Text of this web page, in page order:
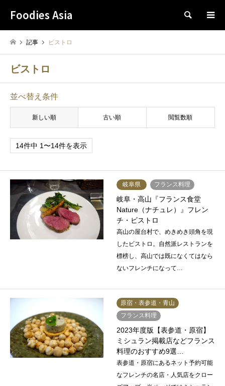
Foodies Asia 検索
記事 ビストロ
ビストロ
並べ替え条件
新しい順 古い順 閲覧数順
14件中 1〜14件を表示
岐阜県 フランス料理
岐阜・高山『フランス食堂
Nature（ナチュレ）』フレン
チ・ビストロ
高山の屋台村で、めきめき頭角を現
したビストロ。自然派レストランを
標榜し、高山では既になくてはなら
ないフレンチになって…
原宿・表参道・青山
フランス料理
2023年度版【表参道・原宿】
ミシュラン掲載店などフランス
料理のおすすめ9選…
表参道・原宿にあるネット予約可能
なフレンチの名店・人気店をクロー